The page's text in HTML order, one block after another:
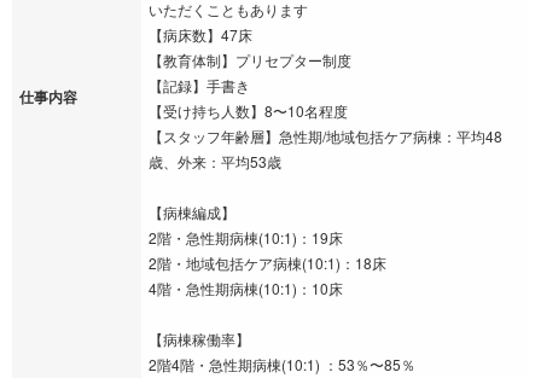
仕事内容
いただくこともあります
【病床数】47床
【教育体制】プリセプター制度
【記録】手書き
【受け持ち人数】8〜10名程度
【スタッフ年齢層】急性期/地域包括ケア病棟：平均48
歳、外来：平均53歳
【病棟編成】
2階・急性期病棟(10:1)：19床
2階・地域包括ケア病棟(10:1)：18床
4階・急性期病棟(10:1)：10床
【病棟稼働率】
2階4階・急性期病棟(10:1) ：53％〜85％